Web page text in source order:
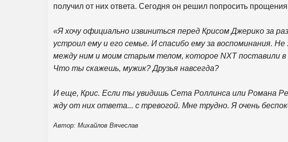
получил от них ответа. Сегодня он решил попросить
«Я хочу официально извиниться перед Крисом Джерико за
устроил ему и его семье. И спасибо ему за воспоминания.
между ним и моим старым телом, которое NXT поставили в
Что ты скажешь, мужик? Друзья навсегда?
И еще, Крис. Если ты увидишь Сета Роллинса или Романа
жду от них ответа... с тревогой. Мне трудно. Я очень
Автор: Михайлов Вячеслав